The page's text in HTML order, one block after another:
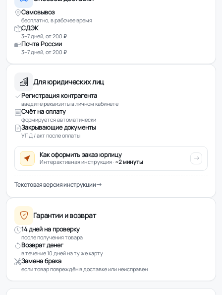
Самовывоз
бесплатно, в рабочее время
СДЭК
3–7 дней, от 200 ₽
Почта России
3–7 дней, от 200 ₽
Для юридических лиц
Регистрация контрагента
введите реквизиты в личном кабинете
Счёт на оплату
формируется автоматически
Закрывающие документы
УПД / акт после оплаты
Как оформить заказ юрлицу
Интерактивная инструкция · ~2 минуты
Текстовая версия инструкции
Гарантии и возврат
14 дней на проверку
после получения товара
Возврат денег
в течение 10 дней на ту же карту
Замена брака
если товар повреждён в доставке или неисправен